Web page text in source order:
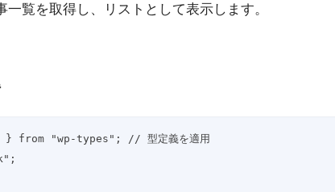
覧を取得し、リストとして表示します。
} from "wp-types"; // 型定義を適用